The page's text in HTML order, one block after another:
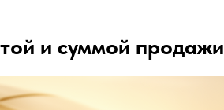
и суммой продажи